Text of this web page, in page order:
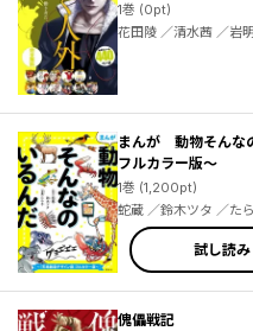
1巻 (0pt)
花田陵 ／清水茜 ／岩明均 ／大久保篤 ／杉本萌 ／吉田はるゆき ／
香月日輪 ／深山和香 ／蛇蔵 ／鈴木ツタ ／たら子 ／太田モアレ ／
原田重光
まんが 動物そんな
フルカラー版～
1巻 (1,200pt)
蛇蔵 ／鈴木ツタ
試し読み
傀儡戦記